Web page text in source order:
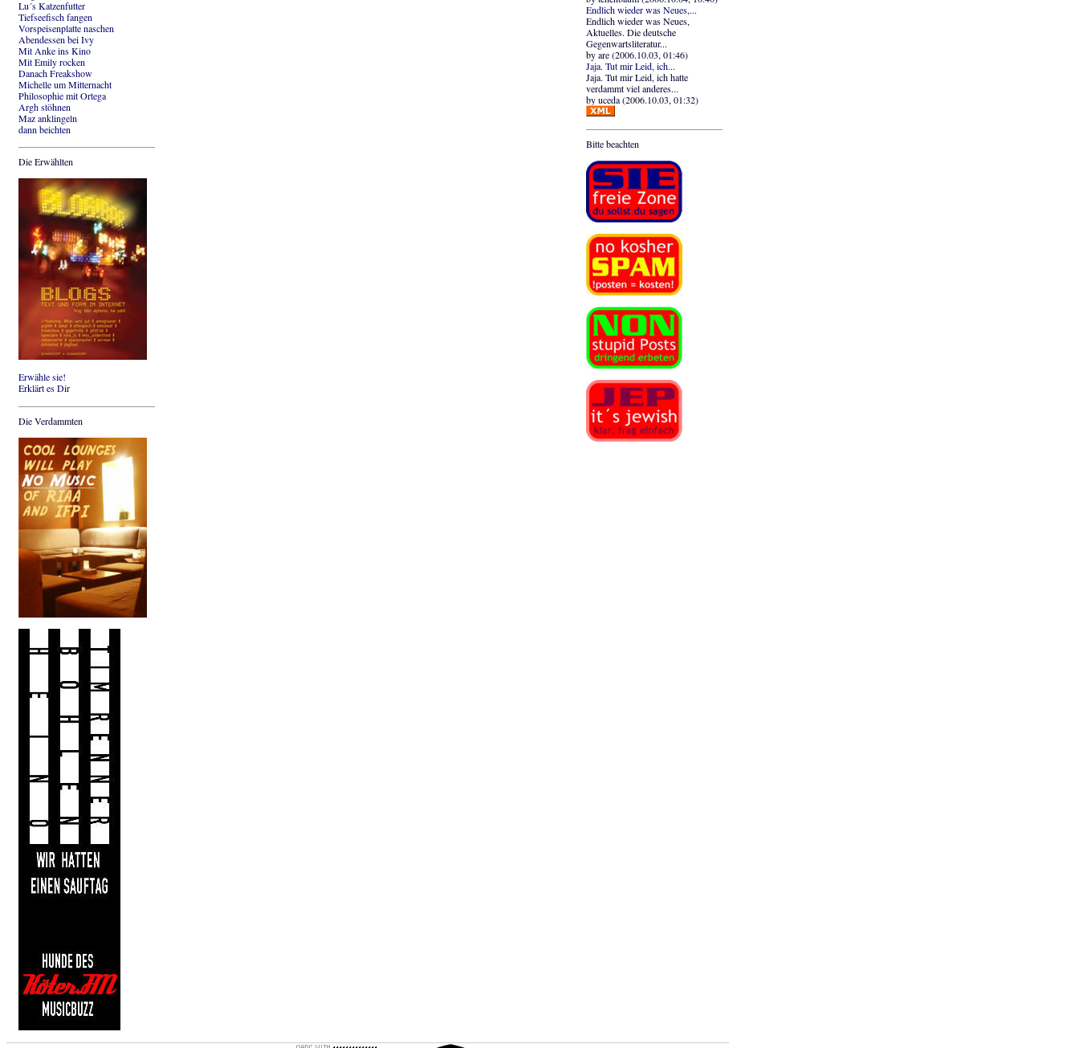
Lu´s Katzenfutter
Tiefseefisch fangen
Vorspeisenplatte naschen
Abendessen bei Ivy
Mit Anke ins Kino
Mit Emily rocken
Danach Freakshow
Michelle um Mitternacht
Philosophie mit Ortega
Argh stöhnen
Maz anklingeln
dann beichten
Die Erwählten
Erwähle sie!
Erklärt es Dir
Die Verdammten
Endlich wieder was Neues,...
Endlich wieder was Neues,
Aktuelles. Die deutsche
Gegenwartsliteratur...
by are (2006.10.03, 01:46)
Jaja. Tut mir Leid, ich...
Jaja. Tut mir Leid, ich hatte
verdammt viel anderes...
by uceda (2006.10.03, 01:32)
Bitte beachten